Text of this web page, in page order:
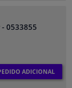
- 0533855
ADICIONAL